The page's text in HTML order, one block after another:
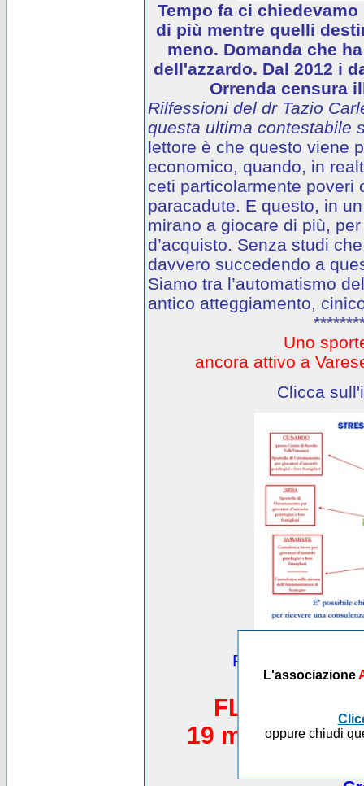
L'associazione
oppure chiudi
Tempo fa ci
di più mentre quelli
meno. Domanda che
dell'azzardo. Dal 2012 i
Orrenda censura
Rilfessioni del dr Tazio
questa ultima contestabile
lettore è che questo viene
economico, quando, in
ceti particolarmente poveri
paracadute. E questo, in
mirano a giocare di più,
d’acquisto. Senza studi
davvero succedendo a
Siamo tra l’automatismo
antico atteggiamento,
Uno
ancora attivo a
Clicca
Puoi vedere
FLASH
19 maggio